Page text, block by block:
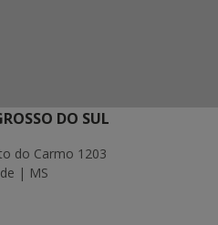
DO SUL
do Carmo 1203
| MS